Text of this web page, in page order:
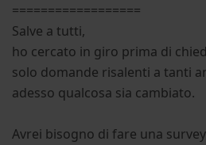
==================
Salve a tutti,
ho cercato in giro prima di
solo domande risalenti a tanti
adesso qualcosa sia cambiato.
Avrei bisogno di fare una